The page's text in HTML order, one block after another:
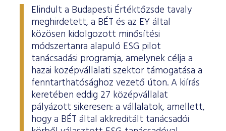
Elindult a Budapesti Értéktőzsde tavaly
meghirdetett, a BÉT és az EY által
közösen kidolgozott minősítési
módszertanra alapuló ESG pilot
tanácsadási programja, amelynek célja a
hazai középvállalati szektor támogatása a
fenntarthatósághoz vezető úton. A kiírás
keretében eddig 27 középvállalat
pályázott sikeresen: a vállalatok, amellett,
hogy a BÉT által akkreditált tanácsadói